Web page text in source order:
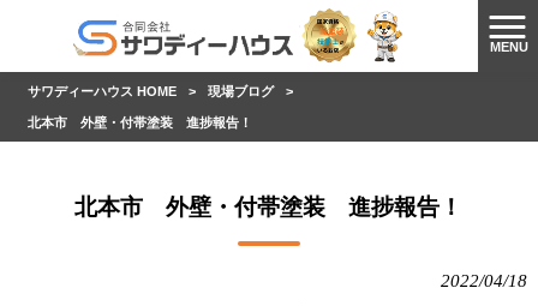
MENU
サワディーハウス HOME > 現場ブログ >
北本市 外壁・付帯塗装 進捗報告！
北本市 外壁・付帯塗装 進捗報告！
2022/04/18